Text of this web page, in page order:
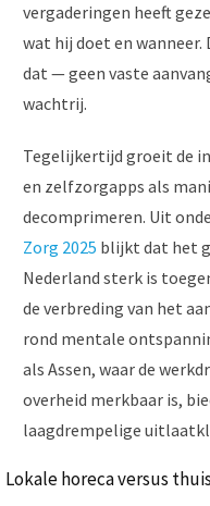
vergaderingen heeft
wat hij doet en
dat — geen vaste
wachtrij.
Tegelijkertijd groeit de
en zelfzorgapps als
decomprimeren. Uit
Zorg 2025 blijkt dat het
Nederland sterk is
de verbreding van het
rond mentale
als Assen, waar de
overheid merkbaar is,
laagdrempelige
Lokale horeca versus